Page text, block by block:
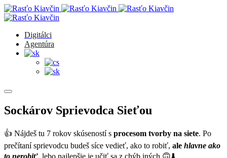
Digitálci
Agentúra
Sockárov Sprievodca Sieťou
👍 Nájdeš tu 7 rokov skúseností s procesom tvorby na siete. Po
prečítaní sprievodcu budeš síce vedieť, ako to robiť, ale hlavne ako
to nerobiť, lebo najlepšie je učiť sa z chýb iných 🙃⬇️